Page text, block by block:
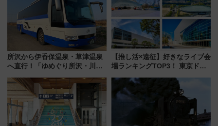
所沢から伊香保温泉・草津温泉
へ直行！「ゆめぐり所沢・川越
軽に 運行ダイヤ・運賃を解説
【推し活×遠征】好きなライブ会
場ランキングTOP3！ 東京ドー
由と交通アクセス術、ライブ会
場に何を求める？